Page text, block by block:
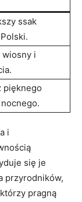
ssak⁤
wiosny i⁣
pięknego
i
się‌ je
przyrodników,⁣
pragną